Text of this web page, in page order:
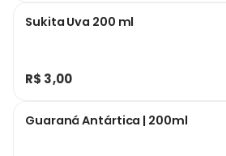
Sukita Uva 200 ml
R$ 3,00
Guaraná Antártica | 200ml